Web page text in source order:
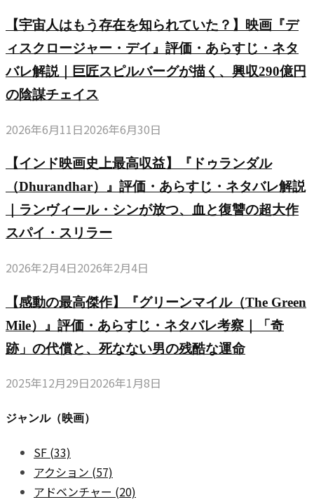
【宇宙人はもう存在を知られていた？】映画『デ
ィスクロージャー・デイ』評価・あらすじ・ネタ
バレ解説｜巨匠スピルバーグが描く、興収290億円
の陰謀チェイス
2026年6月11日2026年6月30日
【インド映画史上最高収益】『ドゥランダル
（Dhurandhar）』評価・あらすじ・ネタバレ解説
｜ランヴィール・シンが放つ、血と復讐の超大作
スパイ・スリラー
2026年2月4日2026年2月4日
【感動の最高傑作】『グリーンマイル（The Green
Mile）』評価・あらすじ・ネタバレ考察｜「奇
跡」の代償と、死なない男の残酷な運命
2025年12月29日2026年1月8日
ジャンル（映画）
SF (33)
アクション (57)
アドベンチャー (20)